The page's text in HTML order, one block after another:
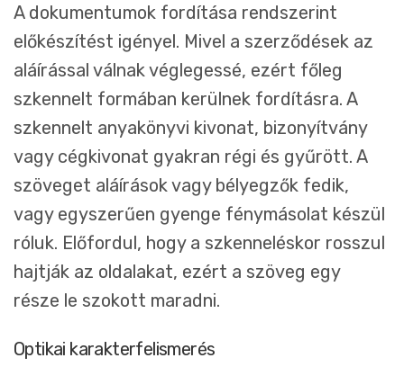
A dokumentumok fordítása rendszerint
előkészítést igényel. Mivel a szerződések az
aláírással válnak véglegessé, ezért főleg
szkennelt formában kerülnek fordításra. A
szkennelt anyakönyvi kivonat, bizonyítvány
vagy cégkivonat gyakran régi és gyűrött. A
szöveget aláírások vagy bélyegzők fedik,
vagy egyszerűen gyenge fénymásolat készül
róluk. Előfordul, hogy a szkenneléskor rosszul
hajtják az oldalakat, ezért a szöveg egy
része le szokott maradni.
Optikai karakterfelismerés